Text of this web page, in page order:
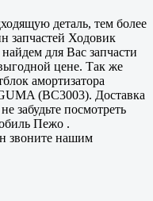
деталь, тем более
запчастей Ходовик
для Вас запчасти
цене. Так же
амортизатора
(BC3003). Доставка
забудьте посмотреть
Пежо .
звоните нашим